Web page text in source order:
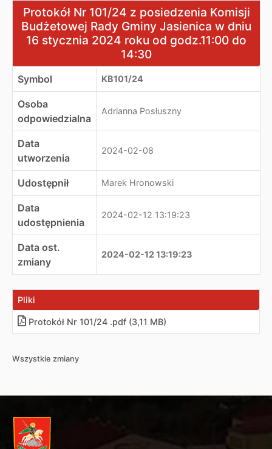
Protokół Nr 101/24 z posiedzenia Komisji Budżetowej
Protokół Nr 101/24 z posiedzenia Komisji
Budżetowej Rady Gminy Jasienica w dniu
16 stycznia 2024 roku od godz.11:00 do
14:30
Symbol KB101/24
Osoba
odpowiedzialna
Adrianna Posłuszny
Data
utworzenia
2024-02-08
Udostępnił Marek Hronowski
Data
udostępnienia
2024-02-12 13:19:23
Data ost.
zmiany
2024-02-12 13:19:23
Pliki
Protokół Nr 101/24 .pdf (3,11 MB)
Wszystkie zmiany